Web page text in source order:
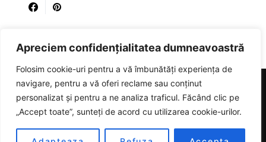
Apreciem confidențialitatea dumneavoastră
Folosim cookie-uri pentru a vă îmbunătăți experiența de
navigare, pentru a vă oferi reclame sau conținut
personalizat și pentru a ne analiza traficul. Făcând clic pe
„Accept toate”, sunteți de acord cu utilizarea cookie-urilor.
RICARTER